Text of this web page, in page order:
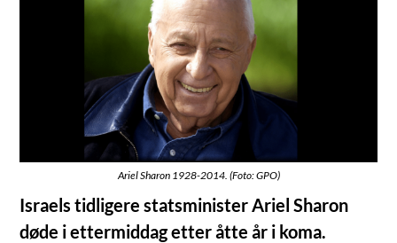
Ariel Sharon 1928-2014. (Foto: GPO)
Israels tidligere statsminister Ariel Sharon
døde i ettermiddag etter åtte år i koma.